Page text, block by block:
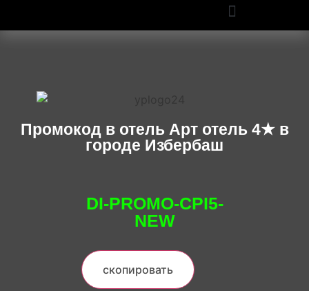
Промокод в отель Арт отель 4★ в
городе Избербаш
DI-PROMO-CPI5-
NEW
скопировать